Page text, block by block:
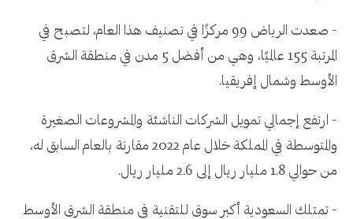
- صعدت الرياض 99 مركزًا في تصنيف هذا العام، لتصبح في
المرتبة 155 عالميًا، وهي من أفضل 5 مدن في منطقة الشرق
الأوسط وشمال إفريقيا.
- ارتفع إجمالي تمويل الشركات الناشئة والمشروعات الصغيرة
والمتوسطة في المملكة خلال عام 2022 مقارنة بالعام السابق له،
من حوالي 1.8 مليار ريال إلى 2.6 مليار ريال.
- تمتلك السعودية أكبر سوق للتقنية في منطقة الشرق الأوسط